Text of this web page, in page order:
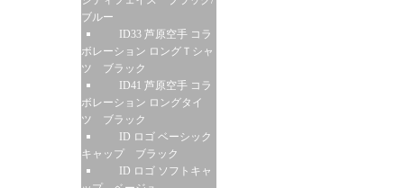
ブルー
ID33 芦原空手 コラ
ボレーション ロングＴシャ
ツ ブラック
ID41 芦原空手 コラ
ボレーション ロングタイ
ツ ブラック
ID ロゴ ベーシック
キャップ ブラック
ID ロゴ ソフトキャ